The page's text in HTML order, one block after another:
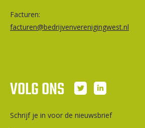
Facturen:
facturen@bedrijvenverenigingwest.nl
VOLG ONS
Schrijf je in voor de nieuwsbrief